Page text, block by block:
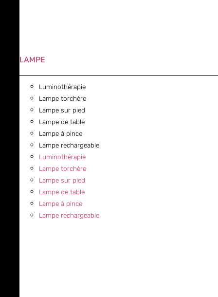
LAMPE
Luminothérapie
Lampe torchère
Lampe sur pied
Lampe de table
Lampe à pince
Lampe rechargeable
Luminothérapie
Lampe torchère
Lampe sur pied
Lampe de table
Lampe à pince
Lampe rechargeable